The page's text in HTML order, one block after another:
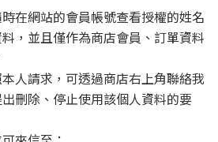
在網站的會員帳號查看授權的姓名
，並且僅作為商店會員、訂單資料
人請求，可透過商店右上角聯絡我
刪除、停止使用該個人資料的要